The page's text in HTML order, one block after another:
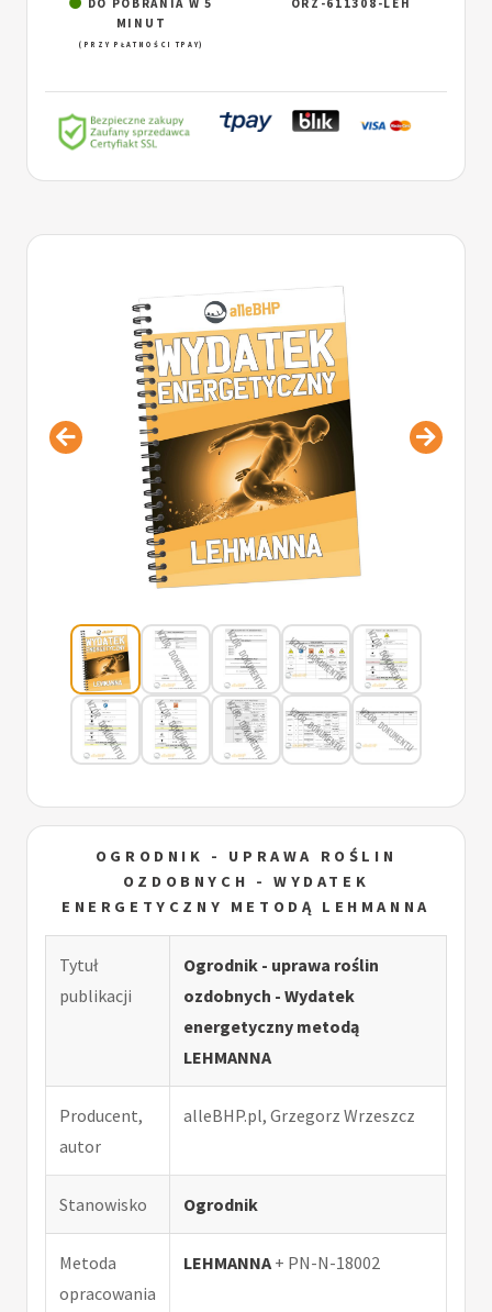
OGRODNIK - UPRAWA ROŚLIN
OZDOBNYCH - WYDATEK
ENERGETYCZNY METODĄ LEHMANNA
Tytuł
publikacji
Ogrodnik - uprawa roślin
ozdobnych - Wydatek
energetyczny metodą
LEHMANNA
Producent,
autor
alleBHP.pl, Grzegorz Wrzeszcz
Stanowisko Ogrodnik
Metoda
opracowania
LEHMANNA + PN-N-18002
DO POBRANIA W 5
MINUT
(PRZY PŁATNOŚCI TPAY)
ORZ-611308-LEH